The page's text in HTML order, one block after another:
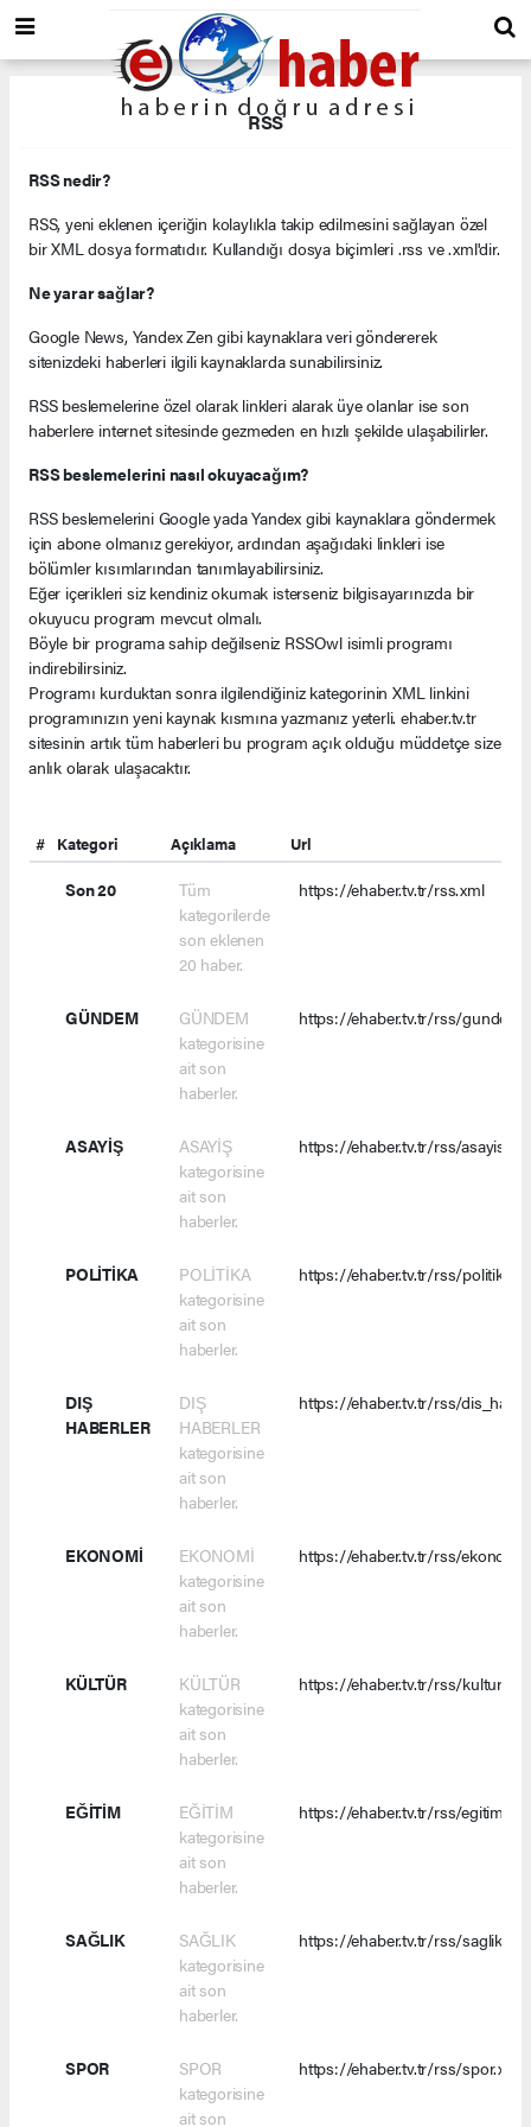
RSS
RSS nedir?
RSS, yeni eklenen içeriğin kolaylıkla takip edilmesini sağlayan özel
bir XML dosya formatıdır. Kullandığı dosya biçimleri .rss ve .xml'dir.
Ne yarar sağlar?
Google News, Yandex Zen gibi kaynaklara veri göndererek
sitenizdeki haberleri ilgili kaynaklarda sunabilirsiniz.
RSS beslemelerine özel olarak linkleri alarak üye olanlar ise son
haberlere internet sitesinde gezmeden en hızlı şekilde ulaşabilirler.
RSS beslemelerini nasıl okuyacağım?
RSS beslemelerini Google yada Yandex gibi kaynaklara göndermek
için abone olmanız gerekiyor, ardından aşağıdaki linkleri ise
bölümler kısımlarından tanımlayabilirsiniz.
Eğer içerikleri siz kendiniz okumak isterseniz bilgisayarınızda bir
okuyucu program mevcut olmalı.
Böyle bir programa sahip değilseniz RSSOwl isimli programı
indirebilirsiniz.
Programı kurduktan sonra ilgilendiğiniz kategorinin XML linkini
programınızın yeni kaynak kısmına yazmanız yeterli. ehaber.tv.tr
sitesinin artık tüm haberleri bu program açık olduğu müddetçe size
anlık olarak ulaşacaktır.
# Kategori Açıklama Url
Son 20
Tüm
kategorilerde
son eklenen
20 haber.
https://ehaber.tv.tr/rss.xml
GÜNDEM
GÜNDEM
kategorisine
ait son
haberler.
https://ehaber.tv.tr/rss/
ASAYİŞ
ASAYİŞ
kategorisine
ait son
haberler.
https://ehaber.tv.tr/rss/
POLİTİKA
POLİTİKA
kategorisine
ait son
haberler.
https://ehaber.tv.tr/rss/
DIŞ
HABERLER
DIŞ
HABERLER
kategorisine
ait son
haberler.
https://ehaber.tv.tr/rss/
EKONOMİ
EKONOMİ
kategorisine
ait son
haberler.
https://ehaber.tv.tr/rss/
KÜLTÜR
KÜLTÜR
kategorisine
ait son
haberler.
https://ehaber.tv.tr/rss/kultur.xml
EĞİTİM
EĞİTİM
kategorisine
ait son
haberler.
https://ehaber.tv.tr/rss/
SAĞLIK
SAĞLIK
kategorisine
ait son
haberler.
https://ehaber.tv.tr/rss/saglik.xml
SPOR
SPOR
kategorisine
ait son
https://ehaber.tv.tr/rss/spor.xml